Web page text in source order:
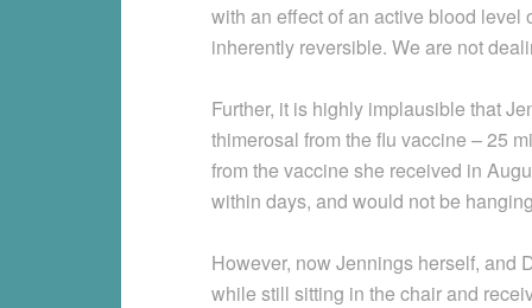
with an effect of an active blood
inherently reversible. We are not
Further, it is highly implausible that
thimerosal from the flu vaccine – 25
from the vaccine she received in
within days, and would not be
However, now Jennings herself, and
while still sitting in the chair and